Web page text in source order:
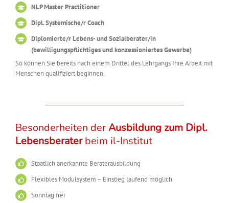
NLP Master Practitioner
Dipl. Systemische/r Coach
Diplomierte/r Lebens- und Sozialberater/in
(bewilligungspflichtiges und konzessioniertes Gewerbe)
So können Sie bereits nach einem Drittel des Lehrgangs Ihre Arbeit mit
Menschen qualifiziert beginnen.
Besonderheiten derAusbildung zum Dipl.
Lebensberaterbeim il-Institut
Staatlich anerkannte Beraterausbildung
Flexibles Modulsystem – Einstieg laufend möglich
Sonntag frei